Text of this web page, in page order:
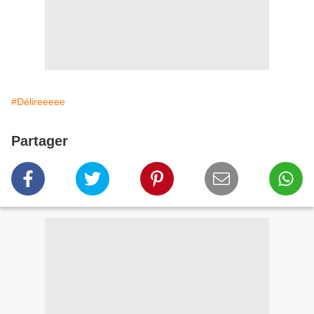
#Délireeeee
Partager